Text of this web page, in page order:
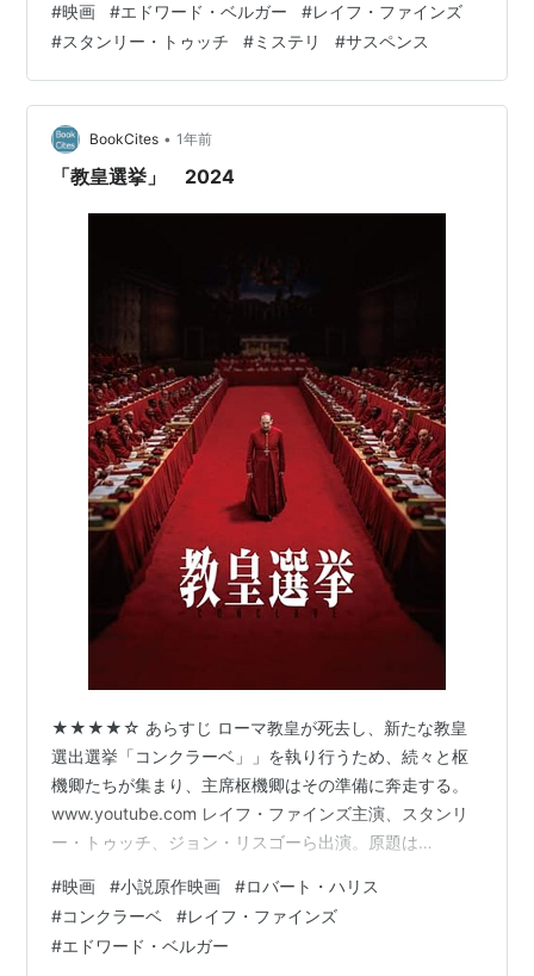
を描いたミステリサスペンス。 バチカン市国元首・ロー
マ教皇が、枢機卿達に見守られ天に召された。新しい教
皇を決めるため、選挙・コンクラーベを行う事になるの
だが…。 上記の引用は、主人公・ローレンス枢機卿達
が、投票先について話し合うシーンでのセリフ。どれほ
ど高位の宗教指導者でも、あ…
#映画 #エドワード・ベルガー #レイフ・ファインズ
#スタンリー・トゥッチ #ミステリ #サスペンス
BookCites • 1年前
「教皇選挙」 2024
★★★★☆ あらすじ ローマ教皇が死去し、新たな教皇
選出選挙「コンクラーベ」」を執り行うため、続々と枢
機卿たちが集まり、主席枢機卿はその準備に奔走する。
www.youtube.com レイフ・ファインズ主演、スタンリ
ー・トゥッチ、ジョン・リスゴーら出演。原題は
で、それを執り行う主席枢機卿が主人公だ。無事に選挙
が終えられるようにと心を砕きつつ、自身の望んだ結果
が得られるかと気を揉む様子が描かれていく。 コンクラ
#映画 #小説原作映画 #ロバート・ハリス
#コンクラーベ #レイフ・ファインズ
#エドワード・ベルガー